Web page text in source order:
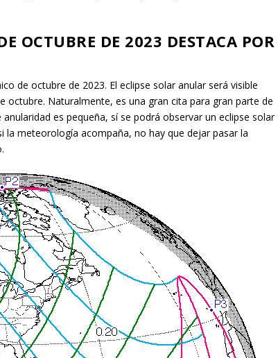
OCTUBRE DE 2023 DESTACA POR
de octubre de 2023. El eclipse solar anular será visible
octubre. Naturalmente, es una gran cita para gran parte de
es pequeña, sí se podrá observar un eclipse solar
meteorología acompaña, no hay que dejar pasar la